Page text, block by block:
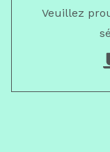
Veuillez